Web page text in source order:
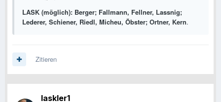
LASK (möglich): Berger; Fallmann, Fellner, Lassnig;
Lederer, Schiener, Riedl, Micheu, Öbster; Ortner, Kern.
Zitieren
laskler1